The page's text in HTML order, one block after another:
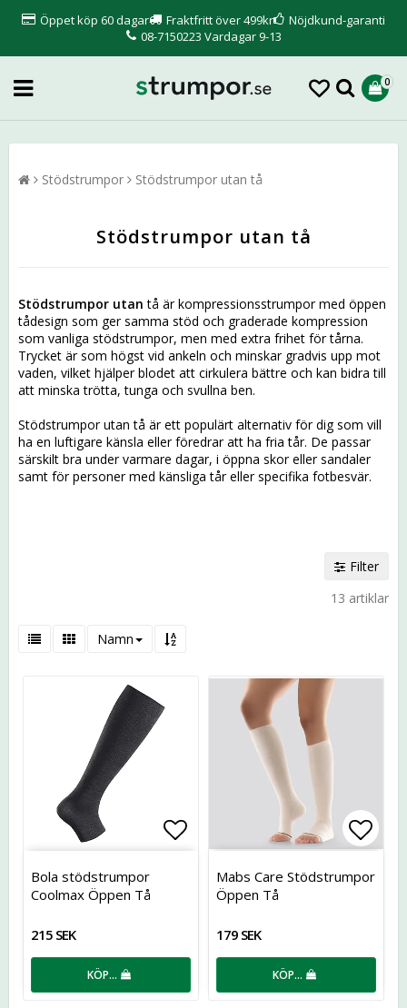
Öppet köp 60 dagar Fraktfritt över 499kr
Nöjdkund-garanti
08-7150223 Vardagar 9-13
0
Stödstrumpor Stödstrumpor utan tå
Stödstrumpor utan tå
Stödstrumpor utan tå är kompressionsstrumpor med öppen
tådesign som ger samma stöd och graderade kompression
som vanliga stödstrumpor, men med extra frihet för tårna.
Trycket är som högst vid ankeln och minskar gradvis upp mot
vaden, vilket hjälper blodet att cirkulera bättre och kan bidra till
att minska trötta, tunga och svullna ben.
Stödstrumpor utan tå är ett populärt alternativ för dig som vill
ha en luftigare känsla eller föredrar att ha fria tår. De passar
särskilt bra under varmare dagar, i öppna skor eller sandaler
samt för personer med känsliga tår eller specifika fotbesvär.
Filter
13 artiklar
Namn
Lägg till i favoritlistan
Bola stödstrumpor
Coolmax Öppen Tå
215 SEK
KÖP…
Mabs Care Stödstrumpor
Öppen Tå
179 SEK
KÖP…